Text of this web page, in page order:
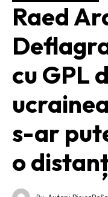
Raed
cu GPL
s-ar
o